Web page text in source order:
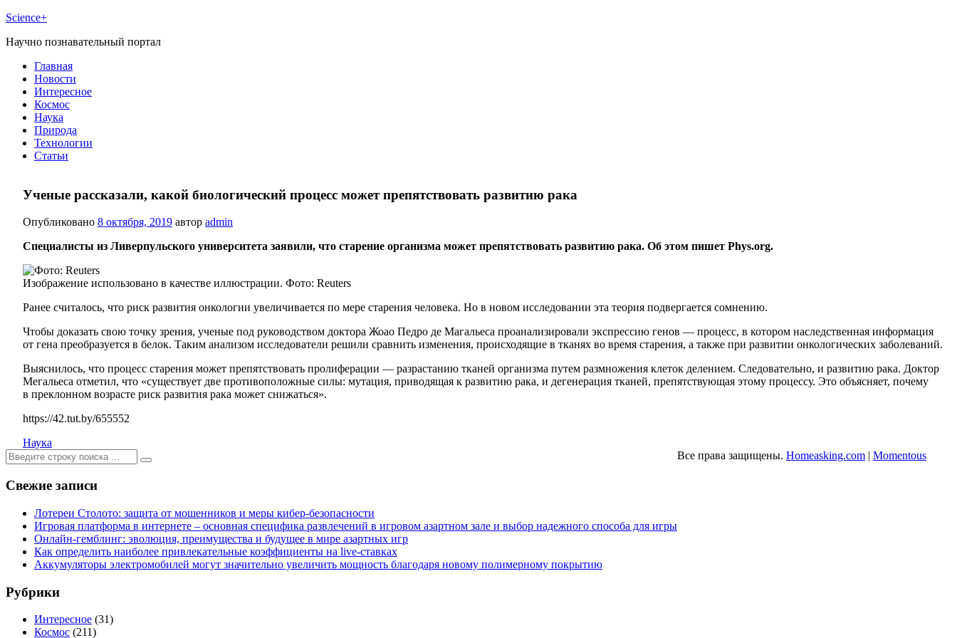
Science+
Научно познавательный портал
Главная
Новости
Интересное
Космос
Наука
Природа
Технологии
Статьи
Ученые рассказали, какой биологический процесс может препятствовать развитию рака
Опубликовано 8 октября, 2019 автор admin
Специалисты из Ливерпульского университета заявили, что старение организма может препятствовать развитию рака. Об этом пишет Phys.org.
Изображение использовано в качестве иллюстрации. Фото: Reuters
Ранее считалось, что риск развития онкологии увеличивается по мере старения человека. Но в новом исследовании эта теория подвергается сомнению.
Чтобы доказать свою точку зрения, ученые под руководством доктора Жоао Педро де Магальеса проанализировали экспрессию генов — процесс, в котором наследственная информация
от гена преобразуется в белок. Таким анализом исследователи решили сравнить изменения, происходящие в тканях во время старения, а также при развитии онкологических заболеваний.
Выяснилось, что процесс старения может препятствовать пролиферации — разрастанию тканей организма путем размножения клеток делением. Следовательно, и развитию рака. Доктор
Мегальеса отметил, что «существует две противоположные силы: мутация, приводящая к развитию рака, и дегенерация тканей, препятствующая этому процессу. Это объясняет, почему
в преклонном возрасте риск развития рака может снижаться».
https://42.tut.by/655552
Наука
Ищем:
[текст]
Свежие записи
Лотереи Столото: защита от мошенников и меры кибер-безопасности
Игровая платформа в интернете – основная специфика развлечений в игровом азартном зале и выбор надежного способа для игры
Онлайн-гемблинг: эволюция, преимущества и будущее в мире азартных игр
Как определить наиболее привлекательные коэффициенты на live-ставках
Аккумуляторы электромобилей могут значительно увеличить мощность благодаря новому полимерному покрытию
Рубрики
Интересное (31)
Космос (211)
Все права защищены. Homeasking.com | Momentous